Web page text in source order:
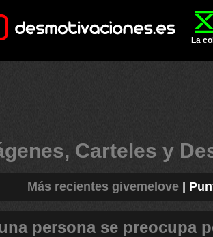
La
Carteles y
Más recientes givemelove|
persona se preocupa